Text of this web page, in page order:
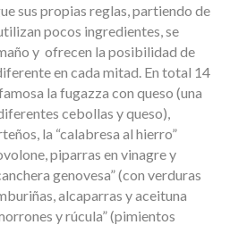
sus propias reglas, partiendo de
pocos ingredientes, se
y ofrecen la posibilidad de
en cada mitad. En total 14
la fugazza con queso (una
cebollas y queso),
la “calabresa al hierro”
piparras en vinagre y
genovesa” (con verduras
alcaparras y aceituna
y rúcula” (pimientos